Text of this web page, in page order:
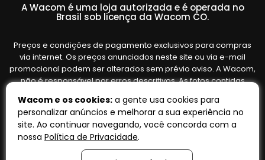
A Wacom é uma loja autorizada e é operada no
Brasil sob licença da Wacom CO.
Preços e condições de pagamento exclusivos para compras
via internet. Os preços anunciados neste site ou via e-mail
promocional podem ser alterados sem prévio aviso. A Wacom,
não é responsável por erros descritivos. As fotos contidas
variar de acordo com o fornecedor/lote do fabricante. Ofertas
válidas até o término de nossos estoques. Vendas sujeitas à
análise e confirmação de dados.
Wacom e os cookies: a gente usa cookies para
personalizar anúncios e melhorar a sua experiência no
site. Ao continuar navegando, você concorda com a
nossa Política de Privacidade.